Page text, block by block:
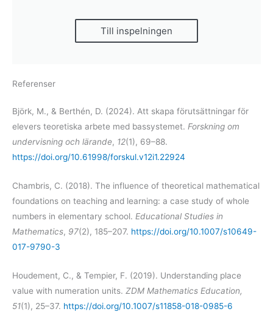
Till inspelningen
Referenser
Björk, M., & Berthén, D. (2024). Att skapa förutsättningar för
elevers teoretiska arbete med bassystemet. Forskning om
undervisning och lärande, 12(1), 69–88.
https://doi.org/10.61998/forskul.v12i1.22924
Chambris, C. (2018). The influence of theoretical mathematical
foundations on teaching and learning: a case study of whole
numbers in elementary school. Educational Studies in
Mathematics, 97(2), 185–207. https://doi.org/10.1007/s10649-
017-9790-3
Houdement, C., & Tempier, F. (2019). Understanding place
value with numeration units. ZDM Mathematics Education,
51(1), 25–37. https://doi.org/10.1007/s11858-018-0985-6